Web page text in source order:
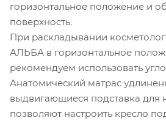
горизонтальное положение и
поверхность.
При раскладывании
АЛЬБА в горизонтальное
рекомендуем использовать
Анатомический матрас
выдвигающиеся подставка для
позволяют настроить кресло